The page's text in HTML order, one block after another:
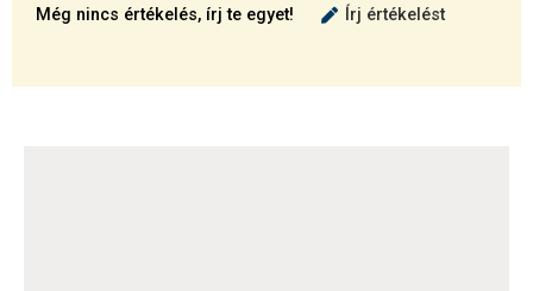
Még nincs értékelés, írj te egyet! Írj értékelést